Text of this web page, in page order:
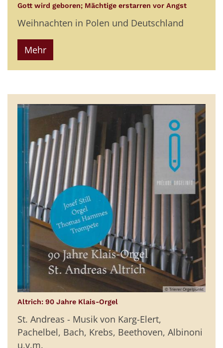
Gott wird geboren; Mächtige erstarren vor Angst:
Weihnachten in Polen und Deutschland
Mehr
© Trierer Orgelpunkt
Altrich: 90 Jahre Klais-Orgel
St. Andreas - Musik von Karg-Elert,
Pachelbel, Bach, Krebs, Beethoven, Albinoni
u.v.m.